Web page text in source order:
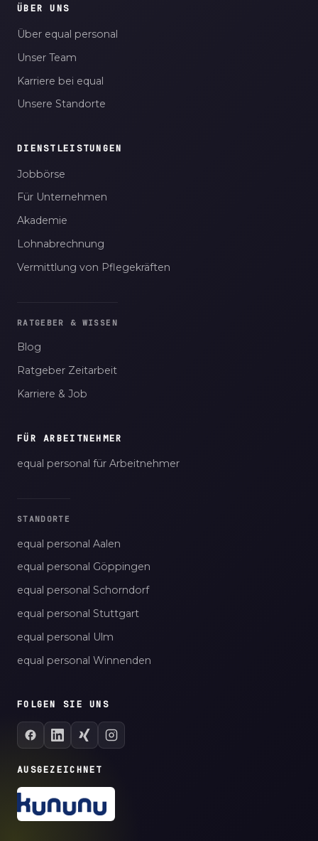
ÜBER UNS
Über equal personal
Unser Team
Karriere bei equal
Unsere Standorte
DIENSTLEISTUNGEN
Jobbörse
Für Unternehmen
Akademie
Lohnabrechnung
Vermittlung von Pflegekräften
RATGEBER & WISSEN
Blog
Ratgeber Zeitarbeit
Karriere & Job
FÜR ARBEITNEHMER
equal personal für Arbeitnehmer
STANDORTE
equal personal Aalen
equal personal Göppingen
equal personal Schorndorf
equal personal Stuttgart
equal personal Ulm
equal personal Winnenden
FOLGEN SIE UNS
AUSGEZEICHNET